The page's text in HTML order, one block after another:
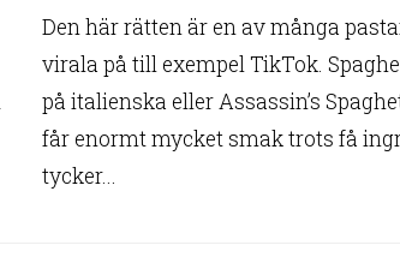
Den här rätten är en av många
virala på till exempel TikTok.
på italienska eller Assassin’s
får enormt mycket smak trots få
tycker...